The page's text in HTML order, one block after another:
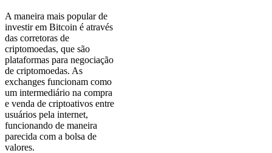
A maneira mais popular de
investir em Bitcoin é através
das corretoras de
criptomoedas, que são
plataformas para negociação
de criptomoedas. As
exchanges funcionam como
um intermediário na compra
e venda de criptoativos entre
usuários pela internet,
funcionando de maneira
parecida com a bolsa de
valores.